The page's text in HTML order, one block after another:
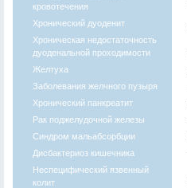
кровотечения
Хронический дуоденит
Хроническая недостаточность
дуоденальной проходимости
Желтуха
Заболевания желчного пузыря
Хронический панкреатит
Рак поджелудочной железы
Синдром мальабсорбции
Дисбактериоз кишечника
Неспецифический язвенный
колит